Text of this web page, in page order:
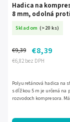
Hadica na
8 mm, odolná proti
Skladom (>20 ks)
€6,82 bez DPH
€9,39 €8,39
Polyuretánová hadica na
s dĺžkou 5 m je určená na
rozvodoch kompresora.